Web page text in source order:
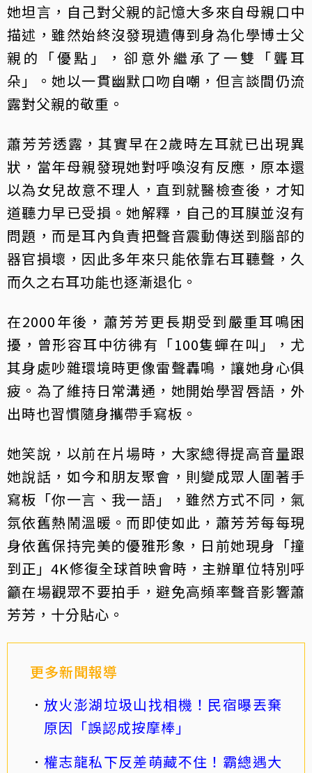
她坦言，自己對父親的記憶大多來自母親口中
描述，雖然始終沒發現遺傳到身為化學博士父
親的「優點」，卻意外繼承了一雙「聾耳
朵」。她以一貫幽默口吻自嘲，但言談間仍流
露對父親的敬重。
蕭芳芳透露，其實早在2歲時左耳就已出現異
狀，當年母親發現她對呼喚沒有反應，原本還
以為女兒故意不理人，直到就醫檢查後，才知
道聽力早已受損。她解釋，自己的耳膜並沒有
問題，而是耳內負責把聲音震動傳送到腦部的
器官損壞，因此多年來只能依靠右耳聽聲，久
而久之右耳功能也逐漸退化。
在2000年後，蕭芳芳更長期受到嚴重耳鳴困
擾，曾形容耳中彷彿有「100隻蟬在叫」，尤
其身處吵雜環境時更像雷聲轟鳴，讓她身心俱
疲。為了維持日常溝通，她開始學習唇語，外
出時也習慣隨身攜帶手寫板。
她笑說，以前在片場時，大家總得提高音量跟
她說話，如今和朋友聚會，則變成眾人圍著手
寫板「你一言、我一語」，雖然方式不同，氣
氛依舊熱鬧溫暖。而即使如此，蕭芳芳每每現
身依舊保持完美的優雅形象，日前她現身「撞
到正」4K修復全球首映會時，主辦單位特別呼
籲在場觀眾不要拍手，避免高頻率聲音影響蕭
芳芳，十分貼心。
更多新聞報導
放火澎湖垃圾山找相機！民宿曝丟棄
原因「誤認成按摩棒」
權志龍私下反差萌藏不住！霸總遇大